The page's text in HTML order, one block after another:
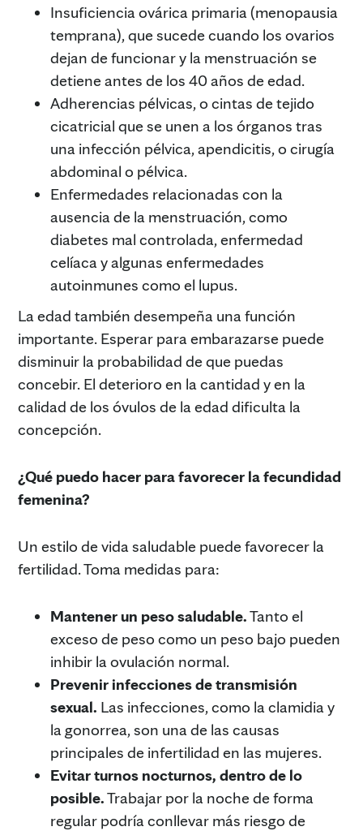
Insuficiencia ovárica primaria (menopausia
temprana), que sucede cuando los ovarios
dejan de funcionar y la menstruación se
detiene antes de los 40 años de edad.
Adherencias pélvicas, o cintas de tejido
cicatricial que se unen a los órganos tras
una infección pélvica, apendicitis, o cirugía
abdominal o pélvica.
Enfermedades relacionadas con la
ausencia de la menstruación, como
diabetes mal controlada, enfermedad
celíaca y algunas enfermedades
autoinmunes como el lupus.
La edad también desempeña una función
importante. Esperar para embarazarse puede
disminuir la probabilidad de que puedas
concebir. El deterioro en la cantidad y en la
calidad de los óvulos de la edad dificulta la
concepción.
¿Qué puedo hacer para favorecer la fecundidad
femenina?
Un estilo de vida saludable puede favorecer la
fertilidad. Toma medidas para:
Mantener un peso saludable.Tanto el
exceso de peso como un peso bajo pueden
inhibir la ovulación normal.
Prevenir infecciones de transmisión
sexual. Las infecciones, como la clamidia y
la gonorrea, son una de las causas
principales de infertilidad en las mujeres.
Evitar turnos nocturnos, dentro de lo
posible.Trabajar por la noche de forma
regular podría conllevar más riesgo de